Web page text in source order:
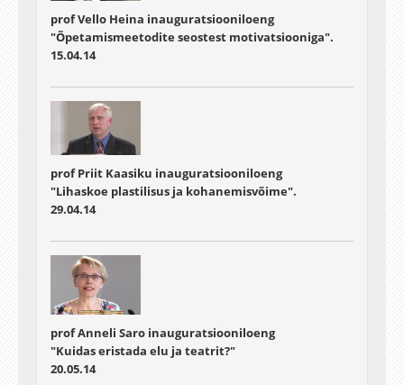
prof Vello Heina inauguratsiooniloeng
"Õpetamismeetodite seostest motivatsiooniga".
15.04.14
prof Priit Kaasiku inauguratsiooniloeng
"Lihaskoe plastilisus ja kohanemisvõime".
29.04.14
prof Anneli Saro inauguratsiooniloeng
"Kuidas eristada elu ja teatrit?"
20.05.14